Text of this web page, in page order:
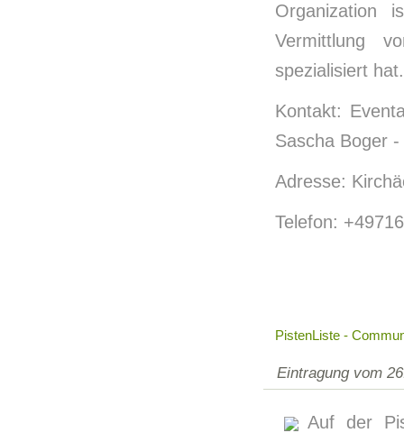
Organization
Vermittlung
spezialisiert hat.
Kontakt:
Sascha Boger -
Adresse:
Telefon:
PistenListe -
Eintragung vom
Auf der